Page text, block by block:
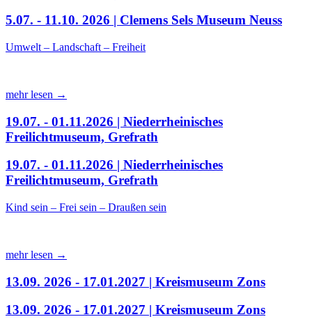
5.07. - 11.10. 2026 | Clemens Sels Museum Neuss
Umwelt – Landschaft – Freiheit
mehr lesen →
19.07. - 01.11.2026 | Niederrheinisches
Freilichtmuseum, Grefrath
19.07. - 01.11.2026 | Niederrheinisches
Freilichtmuseum, Grefrath
Kind sein – Frei sein – Draußen sein
mehr lesen →
13.09. 2026 - 17.01.2027 | Kreismuseum Zons
13.09. 2026 - 17.01.2027 | Kreismuseum Zons